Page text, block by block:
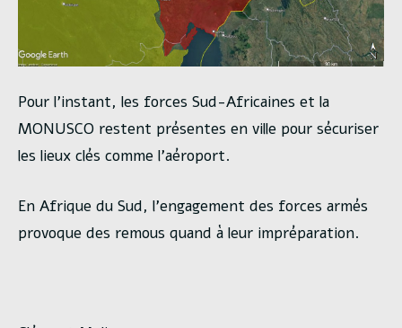
Pour l’instant, les forces Sud-Africaines et la
MONUSCO restent présentes en ville pour sécuriser
les lieux clés comme l’aéroport.
En Afrique du Sud, l’engagement des forces armés
provoque des remous quand à leur impréparation.